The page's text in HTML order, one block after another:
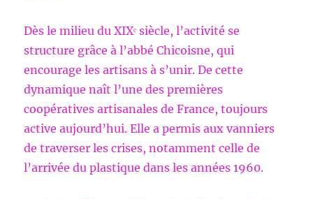
Dès le milieu du XIXᵉ siècle, l’activité se
structure grâce à l’abbé Chicoisne, qui
encourage les artisans à s’unir. De cette
dynamique naît l’une des premières
coopératives artisanales de France, toujours
active aujourd’hui. Elle a permis aux vanniers
de traverser les crises, notamment celle de
l’arrivée du plastique dans les années 1960.